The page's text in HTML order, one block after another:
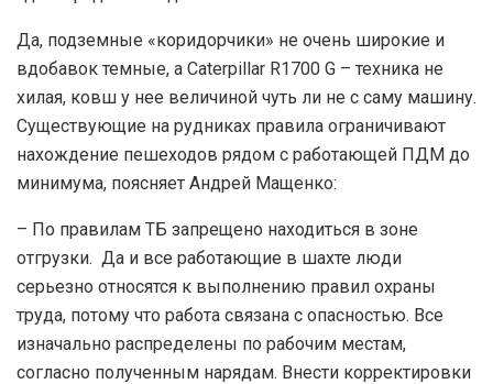
Да, подземные «коридорчики» не очень широкие и
вдобавок темные, а Caterpillar R1700 G – техника не
хилая, ковш у нее величиной чуть ли не с саму машину.
Существующие на рудниках правила ограничивают
нахождение пешеходов рядом с работающей ПДМ до
минимума, поясняет Андрей Мащенко:
– По правилам ТБ запрещено находиться в зоне
отгрузки. Да и все работающие в шахте люди
серьезно относятся к выполнению правил охраны
труда, потому что работа связана с опасностью. Все
изначально распределены по рабочим местам,
согласно полученным нарядам. Внести корректировки